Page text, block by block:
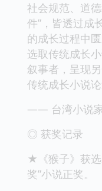
社会规范、道
件”，皆透过成
的成长过程中
选取传统成长
叙事者，呈现
传统成长小说论
—— 台湾小说
◎ 获奖记录
★《猴子》获
奖”小说正奖。